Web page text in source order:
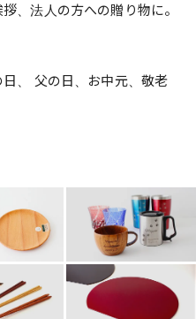
、法人の方への贈り物に。
、 父の日、お中元、敬老